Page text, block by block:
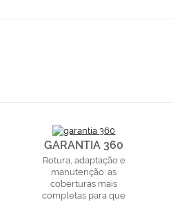
GARANTIA 360
Rotura, adaptação e
manutenção: as
coberturas mais
completas para que